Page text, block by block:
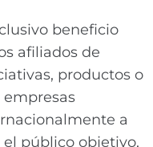
beneficio
afiliados de
productos o
empresas
a
público objetivo,